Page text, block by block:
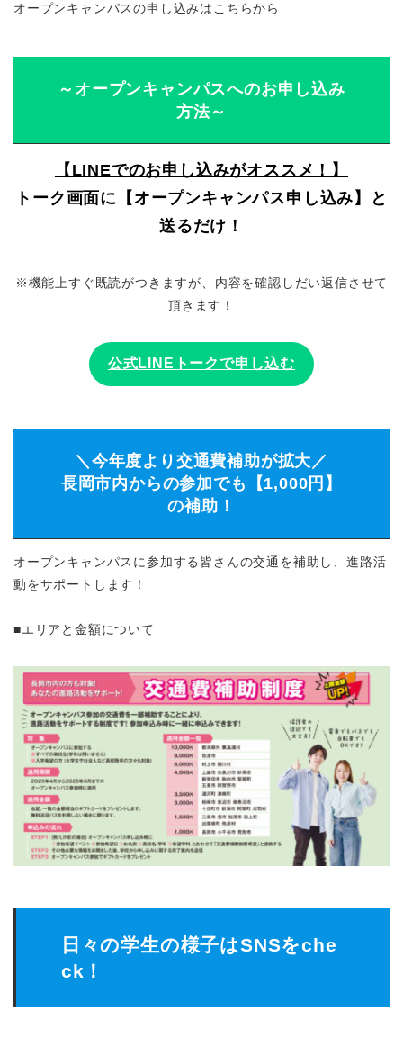
オープンキャンパスの申し込みはこちらから
～オープンキャンパスへのお申し込み
方法～
【LINEでのお申し込みがオススメ！】
トーク画面に【オープンキャンパス申し込み】と
送るだけ！
※機能上すぐ既読がつきますが、内容を確認しだい返信させて
頂きます！
公式LINEトークで申し込む
＼今年度より交通費補助が拡大／
長岡市内からの参加でも【1,000円】
の補助！
オープンキャンパスに参加する皆さんの交通を補助し、進路活
動をサポートします！
■エリアと金額について
日々の学生の様子はSNSをche
ck！